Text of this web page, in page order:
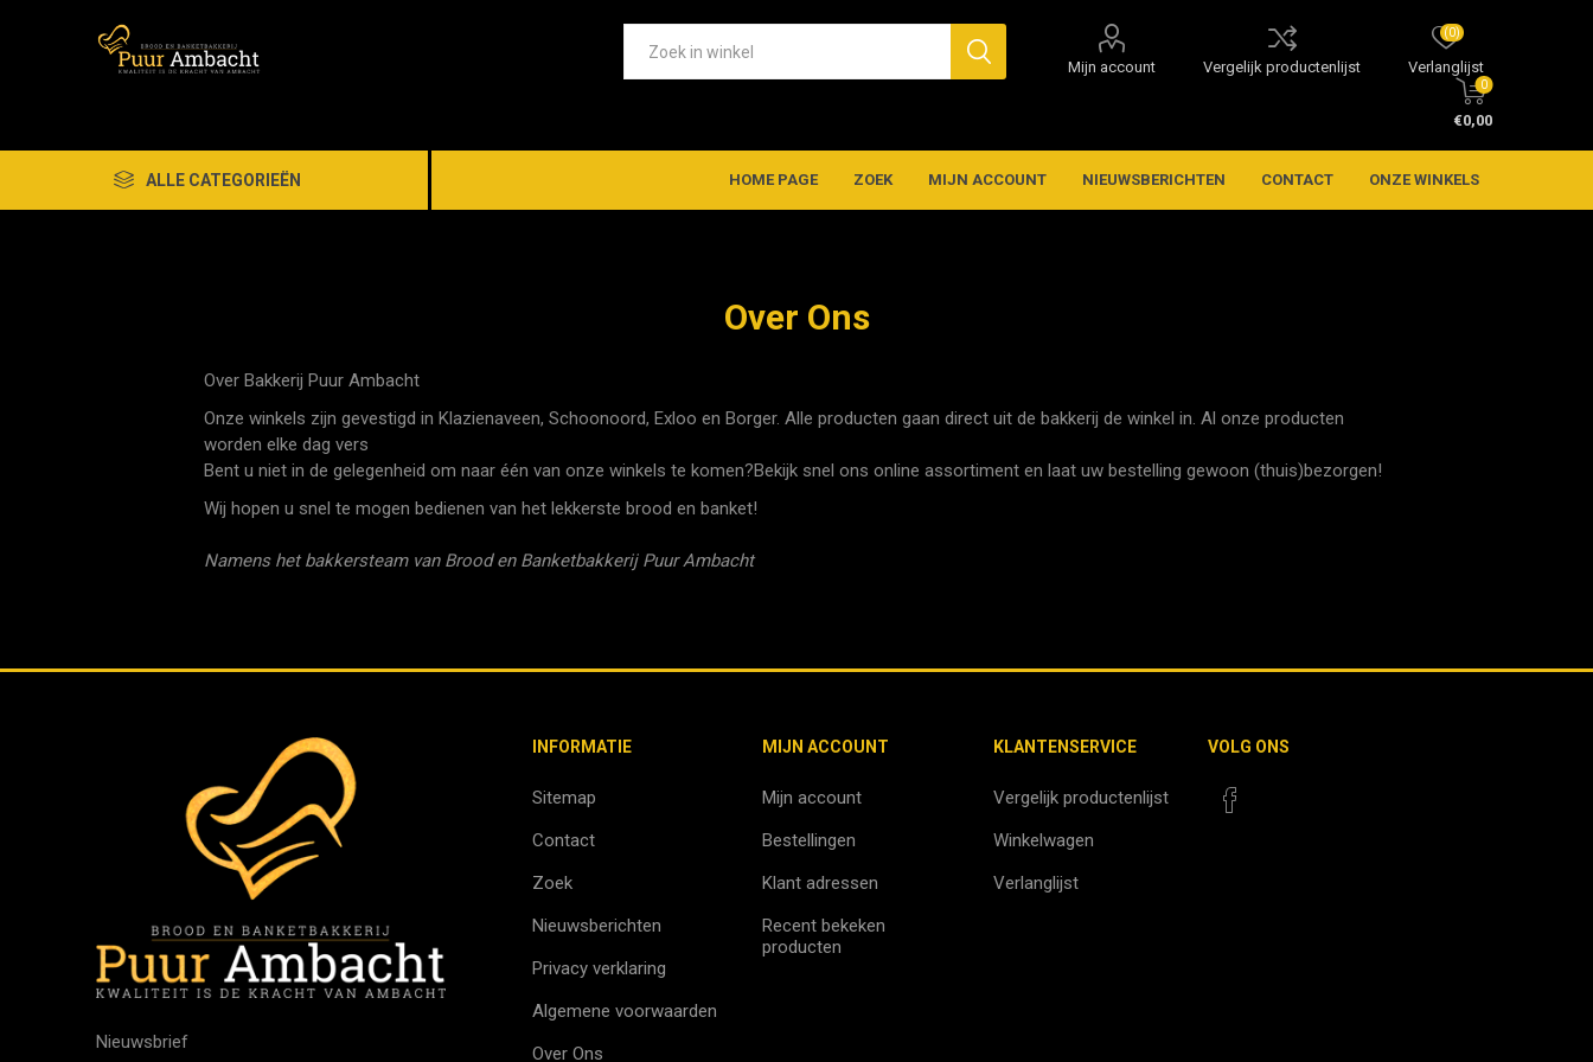
Mijn account Vergelijk productenlijst Verlanglijst
(0)
0
€0,00
ALLE CATEGORIEËN HOME PAGE ZOEK MIJN ACCOUNT NIEUWSBERICHTEN CONTACT ONZE WINKELS
Over Ons
Over Bakkerij Puur Ambacht
Onze winkels zijn gevestigd in Klazienaveen, Schoonoord, Exloo en Borger. Alle producten gaan direct uit de bakkerij de winkel in. Al onze producten
worden elke dag vers
Bent u niet in de gelegenheid om naar één van onze winkels te komen?Bekijk snel ons online assortiment en laat uw bestelling gewoon (thuis)bezorgen!
Wij hopen u snel te mogen bedienen van het lekkerste brood en banket!
Namens het bakkersteam van Brood en Banketbakkerij Puur Ambacht
Nieuwsbrief
INFORMATIE
Sitemap
Contact
Zoek
Nieuwsberichten
Privacy verklaring
Algemene voorwaarden
Over Ons
MIJN ACCOUNT
Mijn account
Bestellingen
Klant adressen
Recent bekeken
producten
KLANTENSERVICE
Vergelijk productenlijst
Winkelwagen
Verlanglijst
VOLG ONS